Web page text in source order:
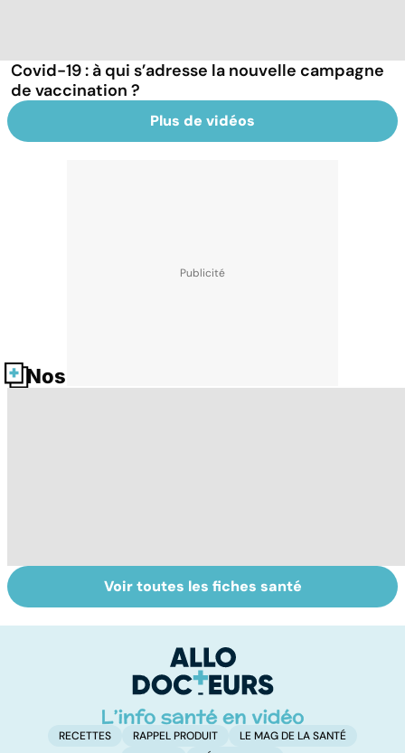
Covid-19 : à qui s’adresse la nouvelle campagne
de vaccination ?
Plus de vidéos
Nos fiches santé
Tout savoir sur
les infections
Inflammation des
amygdales : que
d'angine ?
Voir toutes les fiches santé
RECETTES RAPPEL PRODUIT
LE MAG DE LA SANTÉ